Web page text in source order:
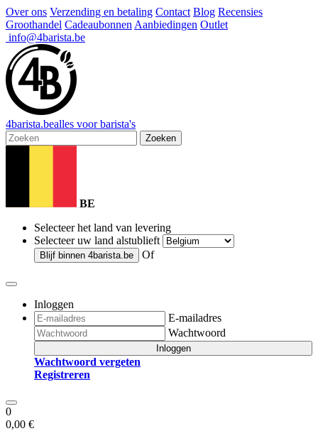
Over ons Verzending en betaling Contact Blog Recensies
Groothandel Cadeaubonnen Aanbiedingen Outlet
info@4barista.be
4barista.bealles voor barista's
Zoeken
BE
Selecteer het land van levering
Selecteer uw land alstublieft
Blijf binnen 4barista.be Of
Inloggen
E-mailadres
Wachtwoord
Inloggen
Wachtwoord vergeten
Registreren
0
0,00 €